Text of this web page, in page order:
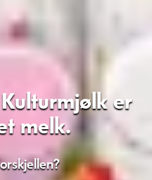
er
melk.